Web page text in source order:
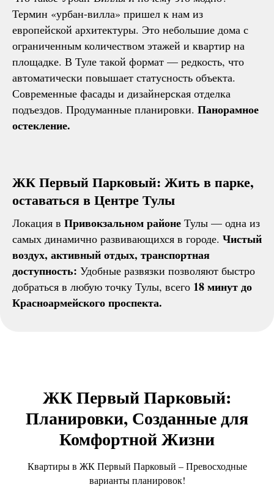
Термин «урбан-вилла» пришел к нам из
европейской архитектуры. Это небольшие дома с
ограниченным количеством этажей и квартир на
площадке. В Туле такой формат — редкость, что
автоматически повышает статусность объекта.
Современные фасады и дизайнерская отделка
подъездов. Продуманные планировки. Панорамное
остекление.
ЖК Первый Парковый: Жить в парке,
оставаться в Центре Тулы
Локация в Привокзальном районе Тулы — одна из
самых динамично развивающихся в городе. Чистый
воздух, активный отдых, транспортная
доступность: Удобные развязки позволяют быстро
добраться в любую точку Тулы, всего 18 минут до
Красноармейского проспекта.
ЖК Первый Парковый:
Планировки, Созданные для
Комфортной Жизни
Квартиры в ЖК Первый Парковый – Превосходные
варианты планировок!